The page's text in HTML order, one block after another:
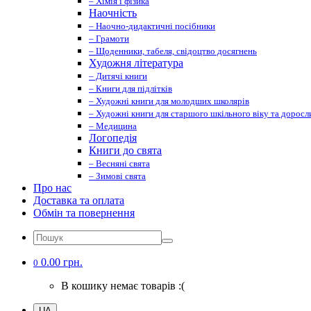
Наочність
– Наочно-дидактичні посібники
– Грамоти
– Щоденники, табеля, свідоцтво досягнень
Художня література
– Дитячі книги
– Книги для підлітків
– Художні книги для молодших школярів
– Художні книги для старшого шкільного віку та
– Медицина
Логопедія
Книги до свята
– Весняні свята
– Зимові свята
Про нас
Доставка та оплата
Обмін та повернення
0 0.00 грн.
В кошику немає товарів :(